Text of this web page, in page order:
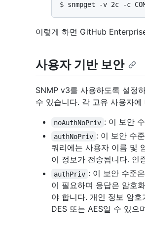
$ snmpget -v 2c -c
이렇게 하면 GitHub
사용자 기반 보안
SNMP v3를 사용하도록 설정
수 있습니다. 각 고유 사용자
noAuthNoPriv : 이 보안
authNoPriv : 이 보안 수
쿼리에는 사용자 이름 및
이 정보가 전송됩니다. 인
authPriv : 이 보안 수준
이 필요하며 응답은 암호
야 합니다. 개인 정보 암
DES 또는 AES일 수 있으